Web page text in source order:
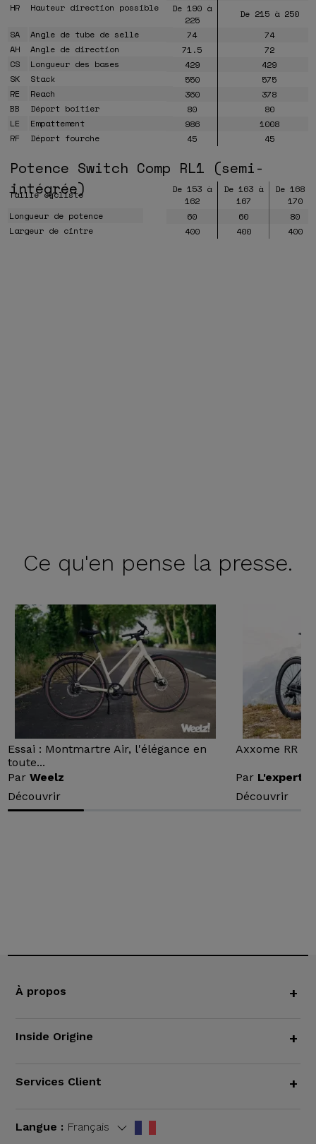
HR
Hauteur direction possible
De 190 à
225
De 215 à 250
SA
Angle de tube de selle 74
74
AH
Angle de direction 71.5
72
CS
Longueur des bases 429
429
SK
Stack 550
575
RE
Reach 360
378
BB
Déport boitier 80
80
LE
Empattement 986
1008
RF
Déport fourche 45 45
Potence Switch Comp RL1 (semi-
intégrée)
Taille cycliste
De 153 à
162
De 163 à
167
De 168 à
170
Longueur de potence
60 60
80
Largeur de cintre
400 400 400
Ce qu'en pense la presse.
Essai : Montmartre Air, l'élégance en
toute...
ParWeelz
Découvrir
Axxome RR :
Par L'expert
Découvrir
À propos +
Inside Origine +
Services Client +
Langue : Français